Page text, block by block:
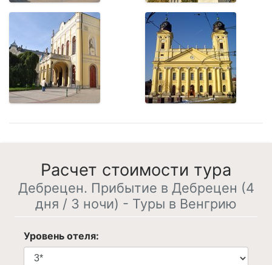
Расчет стоимости тура
Дебрецен. Прибытие в Дебрецен (4
дня / 3 ночи) - Туры в Венгрию
Уровень отеля: